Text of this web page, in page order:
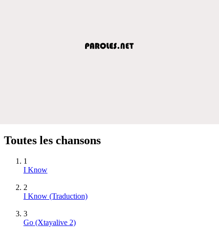
Toutes les chansons
1
I Know
2
I Know (Traduction)
3
Go (Xtayalive 2)